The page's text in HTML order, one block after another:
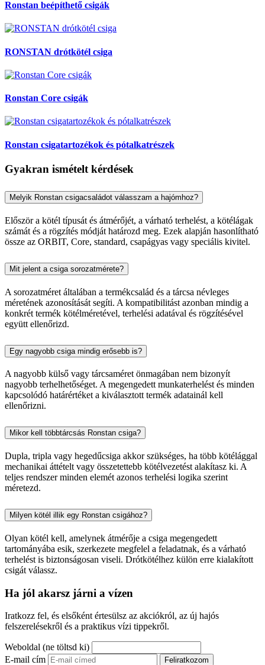
Ronstan beépíthető csigák
RONSTAN drótkötél csiga
Ronstan Core csigák
Ronstan csigatartozékok és pótalkatrészek
Gyakran ismételt kérdések
Melyik Ronstan csigacsaládot válasszam a hajómhoz?
Először a kötél típusát és átmérőjét, a várható terhelést, a kötélágak
számát és a rögzítés módját határozd meg. Ezek alapján hasonlítható
össze az ORBIT, Core, standard, csapágyas vagy speciális kivitel.
Mit jelent a csiga sorozatmérete?
A sorozatméret általában a termékcsalád és a tárcsa névleges
méretének azonosítását segíti. A kompatibilitást azonban mindig a
konkrét termék kötélméretével, terhelési adatával és rögzítésével
együtt ellenőrizd.
Egy nagyobb csiga mindig erősebb is?
A nagyobb külső vagy tárcsaméret önmagában nem bizonyít
nagyobb terhelhetőséget. A megengedett munkaterhelést és minden
kapcsolódó határértéket a kiválasztott termék adatainál kell
ellenőrizni.
Mikor kell többtárcsás Ronstan csiga?
Dupla, tripla vagy hegedűcsiga akkor szükséges, ha több kötélággal
mechanikai áttételt vagy összetettebb kötélvezetést alakítasz ki. A
teljes rendszer minden elemét azonos terhelési logika szerint
méretezd.
Milyen kötél illik egy Ronstan csigához?
Olyan kötél kell, amelynek átmérője a csiga megengedett
tartományába esik, szerkezete megfelel a feladatnak, és a várható
terhelést is biztonságosan viseli. Drótkötélhez külön erre kialakított
csigát válassz.
Ha jól akarsz járni a vízen
Iratkozz fel, és elsőként értesülsz az akciókról, az új hajós
felszerelésekről és a praktikus vízi tippekről.
Weboldal (ne töltsd ki)
E-mail cím
Feliratkozom